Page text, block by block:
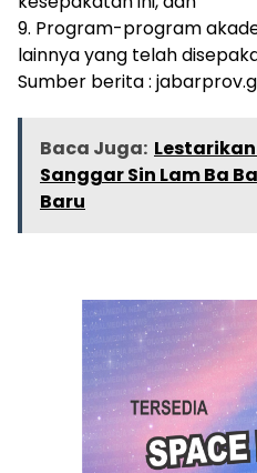
9. Program-program
lainnya yang telah
Sumber berita :
Baca Juga:
Sanggar Sin Lam Ba
Baru